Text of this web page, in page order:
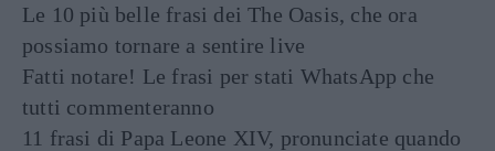
Le 10 più belle frasi dei The Oasis, che ora
possiamo tornare a sentire live
Fatti notare! Le frasi per stati WhatsApp che
tutti commenteranno
11 frasi di Papa Leone XIV, pronunciate quando